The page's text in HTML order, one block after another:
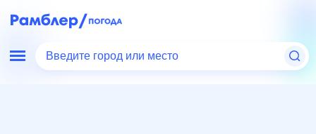
Введите город или место